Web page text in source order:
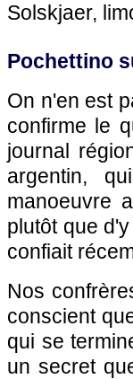
Solskjaer,
Pochettino
On n'en est
confirme le
journal
argentin,
manoeuvre
plutôt que
confiait
Nos
conscient
qui se
un secret